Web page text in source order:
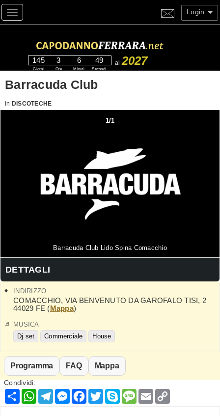
Toggle navigation Login
145
Giorni
3
Ore
6
Minuti
49
Secondi
al 2027
Barracuda Club
in DISCOTECHE
1/1
Barracuda Club Lido Spina Comacchio
DETTAGLI
INDIRIZZO
COMACCHIO, VIA BENVENUTO DA GAROFALO TISI, 2
44029 FE (Mappa)
MUSICA
Dj set
Commerciale House
Programma FAQ Mappa
Condividi:
Condividi
WhatsApp
Telegram
Messenger
Facebook
TwitterSkypeMessage
Email